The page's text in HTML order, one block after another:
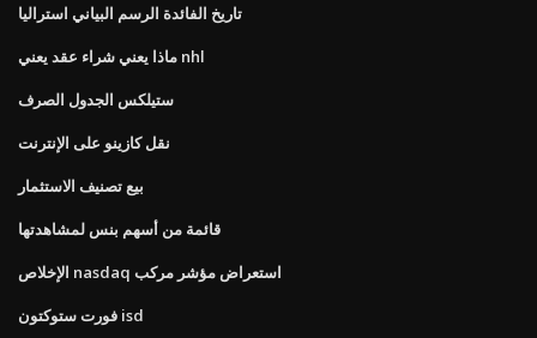
تاريخ الفائدة الرسم البياني استراليا
ماذا يعني شراء عقد يعني nhl
ستيلكس الجدول الصرف
نقل كازينو على الإنترنت
بيع تصنيف الاستثمار
قائمة من أسهم بنس لمشاهدتها
الإخلاص nasdaq استعراض مؤشر مركب
فورت ستوكتون isd